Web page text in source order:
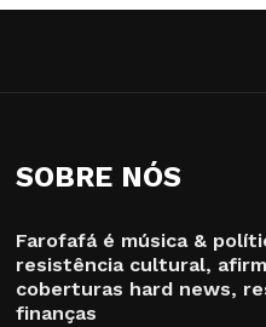
SOBRE NÓS
Farofafá é música &
resistência cultural,
coberturas hard news,
finanças